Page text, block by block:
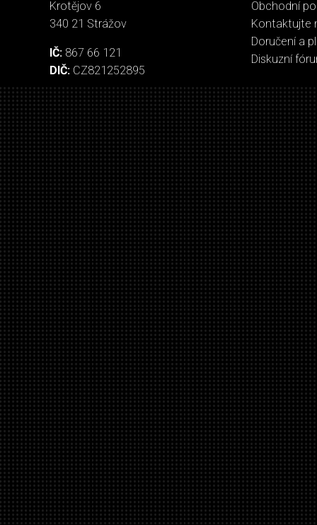
Krotějov 6
340 21 Strážov
IČ: 867 66 121
DIČ: CZ821252895
Obchodní
Kontaktujte
Doručení a
Diskuzní